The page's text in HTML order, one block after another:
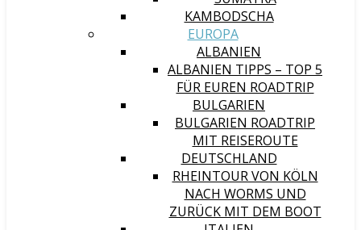
KAMBODSCHA
EUROPA
ALBANIEN
ALBANIEN TIPPS – TOP 5
FÜR EUREN ROADTRIP
BULGARIEN
BULGARIEN ROADTRIP
MIT REISEROUTE
DEUTSCHLAND
RHEINTOUR VON KÖLN
NACH WORMS UND
ZURÜCK MIT DEM BOOT